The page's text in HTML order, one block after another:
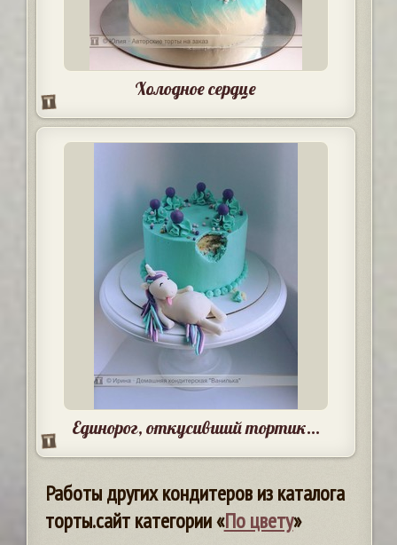
Холодное сердце
Единорог, откусивший тортик...
Работы других кондитеров из каталога
торты.сайт категории «По цвету»